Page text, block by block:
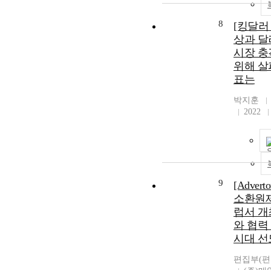
8
[킹달
상과
시장 충
위해 살
표는
박지훈
2022
9
소환원
럽서
와 협력
시대 선
편집부(